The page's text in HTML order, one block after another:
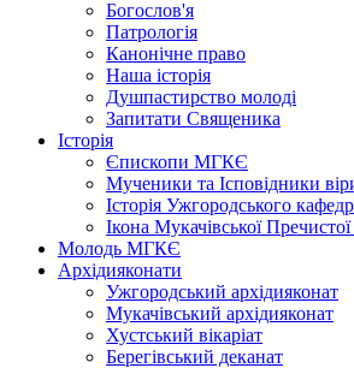
Богослов'я
Патрологія
Канонічне право
Наша історія
Душпастирство молоді
Запитати Священика
Історія
Єпископи МГКЄ
Мученики та Ісповідники
Історія Ужгородського
Ікона Мукачівської
Молодь МГКЄ
Архідияконати
Ужгородський архідияконат
Мукачівський архідияконат
Хустський вікаріат
Берегівський деканат